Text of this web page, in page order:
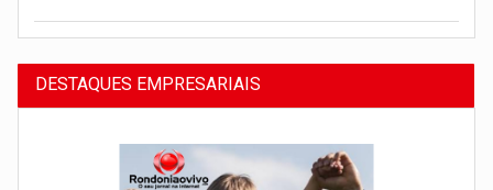
DESTAQUES EMPRESARIAIS